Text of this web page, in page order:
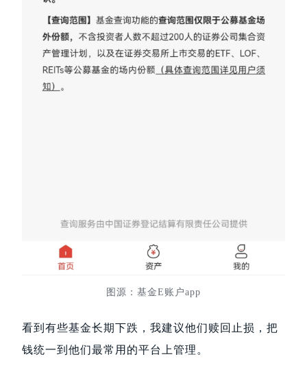
图源：基金E账户app
看到有些基金长期下跌，我建议他们赎回止损，把
钱统一到他们最常用的平台上管理。